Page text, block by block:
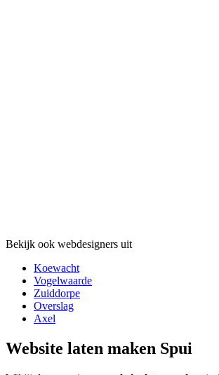
Bekijk ook webdesigners uit
Koewacht
Vogelwaarde
Zuiddorpe
Overslag
Axel
Website laten maken Spui